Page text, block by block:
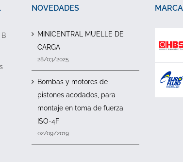
B
NOVEDADES
MINICENTRAL MUELLE DE
CARGA
28/03/2025
Bombas y motores de
pistones acodados, para
montaje en toma de fuerza
ISO-4F
02/09/2019